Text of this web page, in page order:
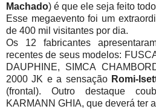
Machado) é que ele seja feito
Esse megaevento foi um
de 400 mil visitantes por dia.
Os 12 fabricantes
recentes de seus modelos:
DAUPHINE, SIMCA
2000 JK e a sensação Romi-
(frontal). Outro destaque
KARMANN GHIA, que deverá ter